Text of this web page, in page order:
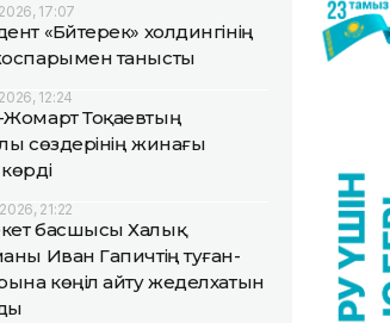
17:07
«Бәйтерек» холдингінің
танысты
12:24
Тоқаевтың
сөздерінің жинағы
21:22
басшысы Халық
Иван Гапичтің туған-
көңіл айту жеделхатын